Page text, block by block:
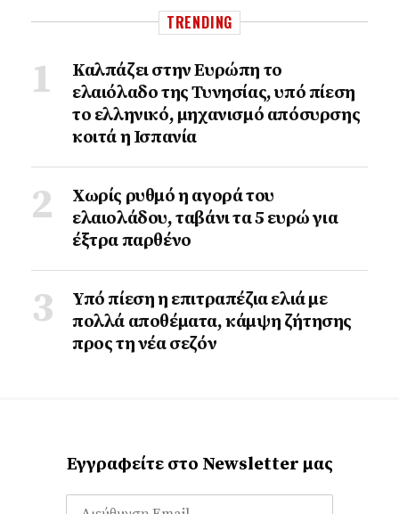
TRENDING
Καλπάζει στην Ευρώπη το
ελαιόλαδο της Τυνησίας, υπό πίεση
το ελληνικό, μηχανισμό απόσυρσης
κοιτά η Ισπανία
Χωρίς ρυθμό η αγορά του
ελαιολάδου, ταβάνι τα 5 ευρώ για
έξτρα παρθένο
Υπό πίεση η επιτραπέζια ελιά με
πολλά αποθέματα, κάμψη ζήτησης
προς τη νέα σεζόν
Εγγραφείτε στο Newsletter μας